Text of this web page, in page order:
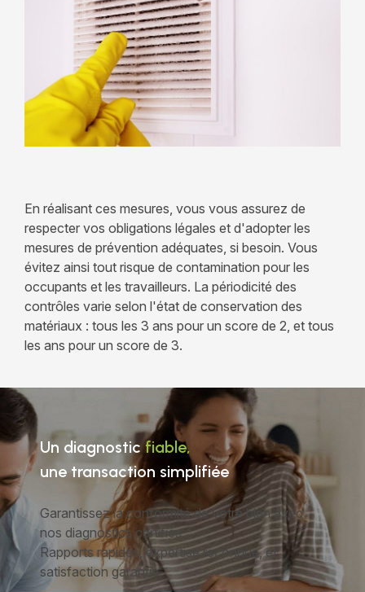
En réalisant ces mesures, vous vous assurez de
respecter vos obligations légales et d'adopter les
mesures de prévention adéquates, si besoin. Vous
évitez ainsi tout risque de contamination pour les
occupants et les travailleurs. La périodicité des
contrôles varie selon l'état de conservation des
matériaux : tous les 3 ans pour un score de 2, et tous
les ans pour un score de 3.
Un diagnosticfiable,
une transaction simplifiée
Garantissez la conformité de votre bien avec
nos diagnostics certifiés.
Rapports rapides, expertise reconnue, et
satisfaction garantie.